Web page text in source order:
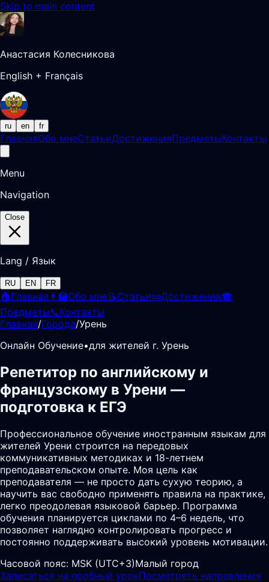
Skip to main content
Анастасия Колесникова
English + Français
ru en fr
ГлавнаяОбо мнеСтатьиДостиженияПредметыКонтакты
Menu
Navigation
Close
Lang / Язык
RU EN FR
🏠Главная 👩‍🏫Обо мне📝Статьи📜Достижения🎓
Предметы📞Контакты
Главная/Города/Урень
Онлайн Обучение•для жителей г. Урень
Репетитор по английскому и
французскому в Урени —
подготовка к ЕГЭ
Профессиональное обучение иностранным языкам для
жителей Урени строится на передовых
коммуникативных методиках и 18-летнем
преподавательском опыте. Моя цель как
преподавателя — не просто дать сухую теорию, а
научить вас свободно применять правила на практике,
легко преодолевая языковой барьер. Программа
обучения планируется циклами по 4–6 недель, что
позволяет наглядно контролировать прогресс и
постоянно поддерживать высокий уровень мотивации.
Часовой пояс: MSK (UTC+3)Малый город
Записаться на пробный урокПосмотреть направления